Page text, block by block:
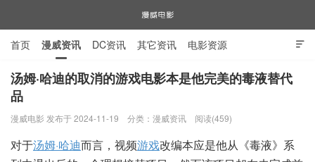
漫威电影

首页 漫威资讯 DC资讯 其它资讯 电影资源
电视剧资源 漫威图片
汤姆·哈迪的取消的游戏电影本是他完美的毒液替代
品
漫威电影 发布于 2024-11-19 分类： 漫威资讯 阅读(459)
对于汤姆·哈迪而言，视频游戏改编本应是他从《毒液》系